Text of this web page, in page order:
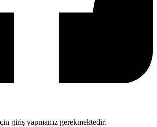
giriş yapmanız gerekmektedir.